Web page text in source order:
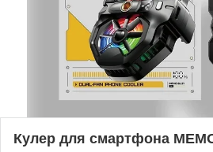
Кулер для смартфона